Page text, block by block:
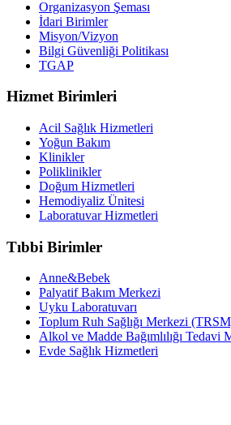
Organizasyon Şeması
İdari Birimler
Misyon/Vizyon
Bilgi Güvenliği Politikası
TGAP
Hizmet Birimleri
Acil Sağlık Hizmetleri
Yoğun Bakım
Klinikler
Poliklinikler
Doğum Hizmetleri
Hemodiyaliz Ünitesi
Laboratuvar Hizmetleri
Tıbbi Birimler
Anne&Bebek
Palyatif Bakım Merkezi
Uyku Laboratuvarı
Toplum Ruh Sağlığı Merkezi
Alkol ve Madde Bağımlılığı
Evde Sağlık Hizmetleri